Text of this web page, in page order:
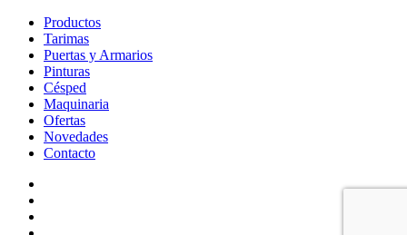
Productos
Tarimas
Puertas y Armarios
Pinturas
Césped
Maquinaria
Ofertas
Novedades
Contacto